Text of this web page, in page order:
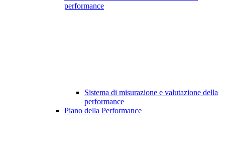
performance
Sistema di misurazione e valutazione della
performance
Piano della Performance